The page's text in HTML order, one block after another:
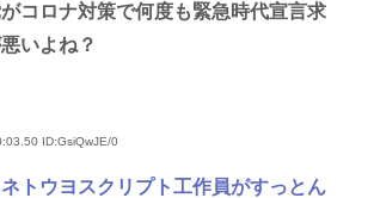
コロナ対策で何度も緊急時代宣言求
いよね？
ID:GsiQwJE/0
トウヨスクリプト工作員がすっとん